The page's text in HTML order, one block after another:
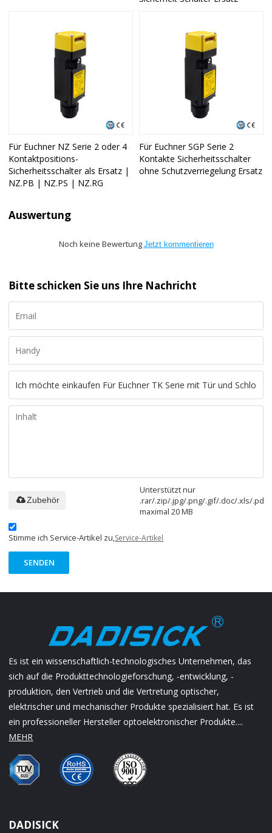
Für Euchner NZ Serie 2 oder 4
Kontaktpositions-
Sicherheitsschalter als Ersatz |
NZ.PB | NZ.PS | NZ.RG
Für Euchner SGP Serie 2
Kontakte Sicherheitsschalter
ohne Schutzverriegelung Ersatz
Auswertung
Noch keine Bewertung Jetzt kommentieren
Bitte schicken Sie uns Ihre Nachricht
Unterstützt nur
.rar/.zip/.jpg/.png/.gif/.doc/.xls/.pdf,
maximal 20 MB
Zubehör
Stimme ich Service-Artikel zu,Service-Artikel
SENDEN
Es ist ein wissenschaftlich-technologisches Unternehmen, das
sich auf die Produkttechnologieforschung, -entwicklung, -
produktion, den Vertrieb und die Vertretung optischer,
elektrischer und mechanischer Produkte spezialisiert hat. Es ist
ein professioneller Hersteller optoelektronischer Produkte....
MEHR
DADISICK